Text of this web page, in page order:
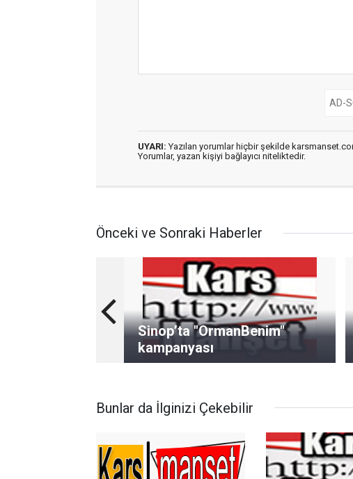
UYARI: Yazılan yorumlar hiçbir şekilde
Yorumlar, yazan kişiyi bağlayıcı niteliktedir.
Önceki ve Sonraki Haberler
Sinop’ta "OrmanBenim"
kampanyası
Bunlar da İlginizi Çekebilir